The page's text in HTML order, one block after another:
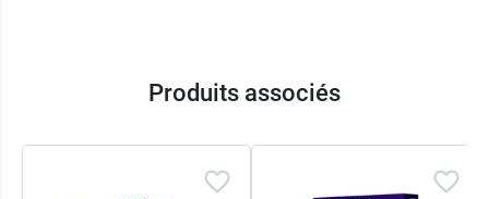
Produits associés